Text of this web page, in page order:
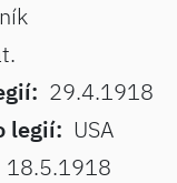
29.4.1918
legií: USA
18.5.1918